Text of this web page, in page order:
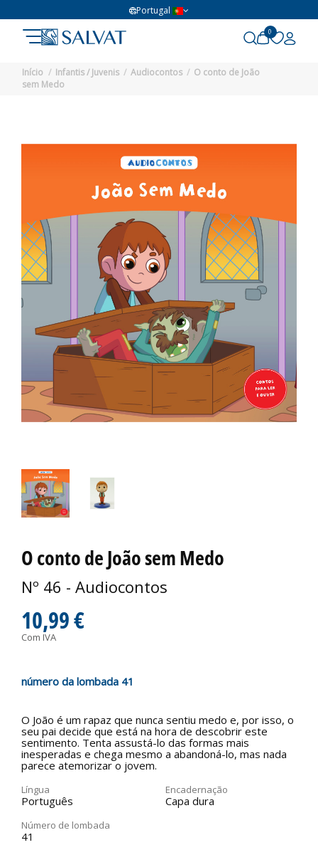
Portugal
0
Início Infantis / Juvenis Audiocontos
O conto de João
sem Medo
O conto de João sem Medo
Nº 46 - Audiocontos
10,99 €
Com IVA
número da lombada 41
O João é um rapaz que nunca sentiu medo e, por isso, o
seu pai decide que está na hora de descobrir este
sentimento. Tenta assustá-lo das formas mais
inesperadas e chega mesmo a abandoná-lo, mas nada
parece atemorizar o jovem.
Língua
Português
Encadernação
Capa dura
Número de lombada
41